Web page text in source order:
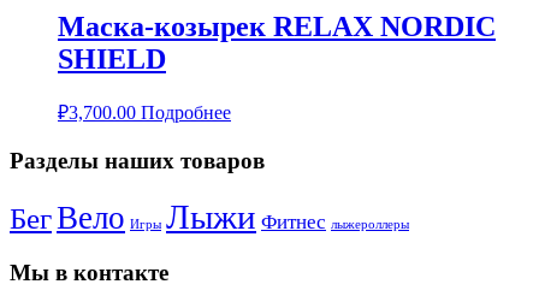
Маска-козырек RELAX NORDIC
SHIELD
₽3,700.00 Подробнее
Разделы наших товаров
БегВело Игры Лыжи Фитнес лыжероллеры
Мы в контакте